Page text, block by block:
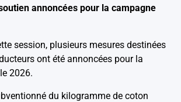
annoncées pour la campagne
session, plusieurs mesures destinées
ont été annoncées pour la
2026.
du kilogramme de coton